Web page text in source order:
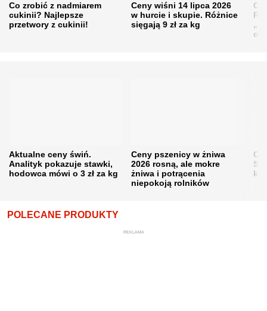
Co zrobić z nadmiarem
cukinii? Najlepsze
przetwory z cukinii!
Ceny wiśni 14 lipca 2026
w hurcie i skupie. Różnice
sięgają 9 zł za kg
Aktualne ceny świń.
Analityk pokazuje stawki,
hodowca mówi o 3 zł za kg
Ceny pszenicy w żniwa
2026 rosną, ale mokre
żniwa i potrącenia
niepokoją rolników
POLECANE PRODUKTY
REKLAMA